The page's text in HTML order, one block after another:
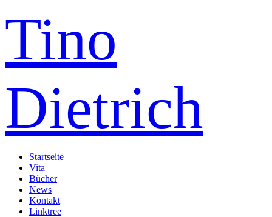
Tino
Dietrich
Startseite
Vita
Bücher
News
Kontakt
Linktree